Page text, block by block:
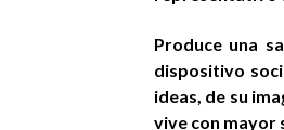
Produce una
dispositivo
ideas, de su
vive con mayor